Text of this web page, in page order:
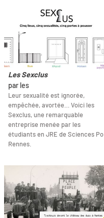
Les Sexclus
par les
Leur sexualité est ignorée,
empêchée, avortée… Voici les
Sexclus, une remarquable
entreprise menée par les
étudiants en JRE de Sciences Po
Rennes.